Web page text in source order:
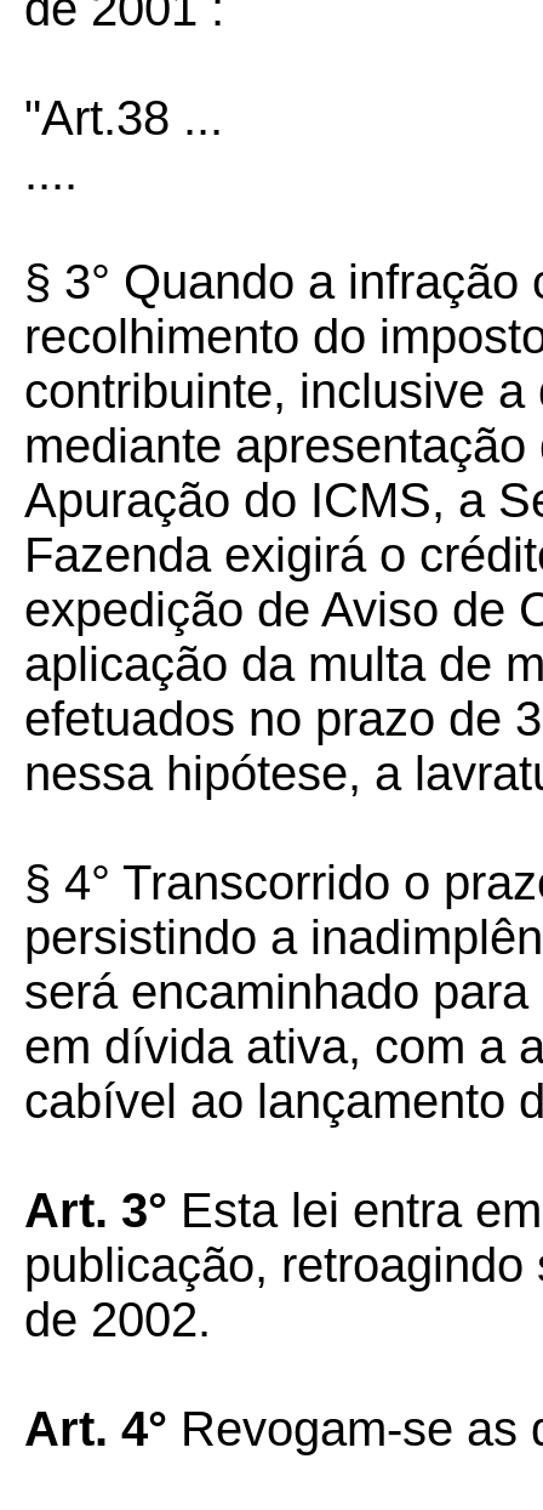
"Art.38 ...
....
§ 3° Quando a
recolhimento do
contribuinte, inclusive
mediante
Apuração do ICMS, a
Fazenda exigirá o
expedição de Aviso de
aplicação da multa de
efetuados no prazo de
nessa hipótese, a
§ 4° Transcorrido o
persistindo a
será encaminhado
em dívida ativa, com a
cabível ao lançamento
Art. 3° Esta lei entra
publicação,
de 2002.
Art. 4° Revogam-se as